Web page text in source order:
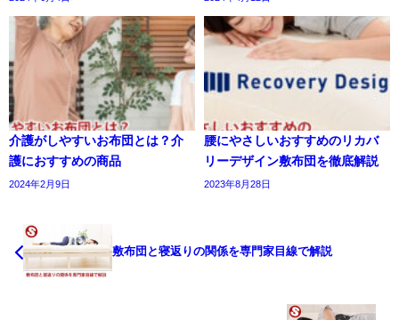
介護がしやすいお布団とは？介
護におすすめの商品
2024年2月9日
腰にやさしいおすすめのリカバ
リーデザイン敷布団を徹底解説
2023年8月28日
敷布団と寝返りの関係を専門家目線で解説